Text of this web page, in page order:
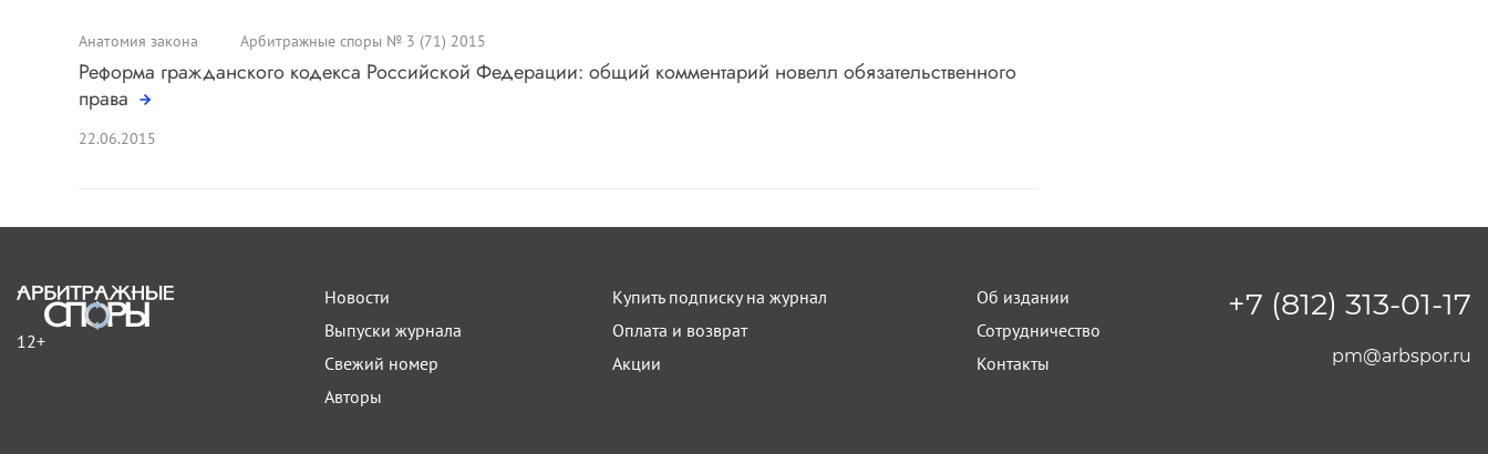
Анатомия закона Арбитражные споры № 3 (71) 2015
Реформа гражданского кодекса Российской Федерации: общий комментарий новелл обязательственного
права
22.06.2015
12+
Новости
Выпуски журнала
Свежий номер
Авторы
Купить подписку на журнал
Оплата и возврат
Акции
Об издании
Сотрудничество
Контакты
+7 (812) 313-01-17
pm@arbspor.ru